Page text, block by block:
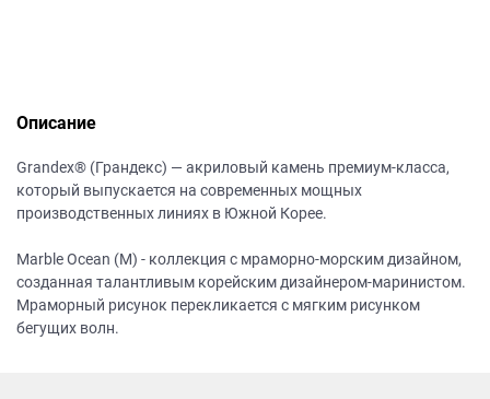
Описание
Grandex® (Грандекс) — акриловый камень премиум-класса,
который выпускается на современных мощных
производственных линиях в Южной Корее.
Marble Ocean (M) - коллекция с мраморно-морским дизайном,
созданная талантливым корейским дизайнером-маринистом.
Мраморный рисунок перекликается с мягким рисунком
бегущих волн.